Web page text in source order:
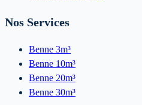
Nos Services
Benne 3m³
Benne 10m³
Benne 20m³
Benne 30m³